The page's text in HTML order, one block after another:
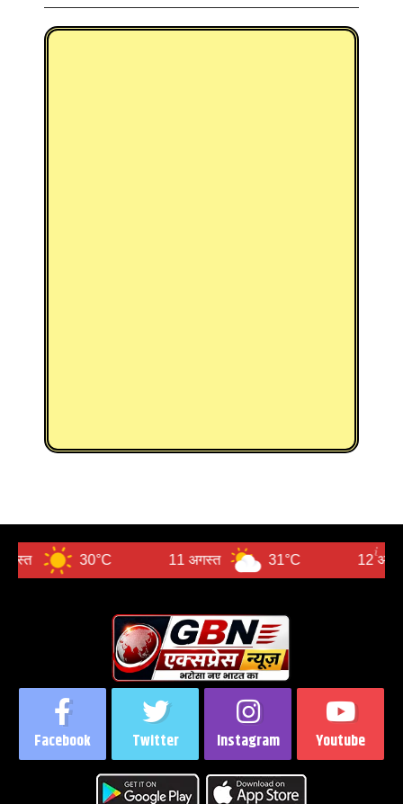
30°C 11 अगस्त 31°C 12 अगस्त
Facebook Twitter Instagram Youtube